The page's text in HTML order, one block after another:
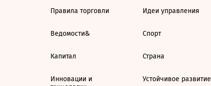
Правила торговли
Ведомости&
Капитал
Инновации и
Идеи управления
Спорт
Страна
Устойчивое развитие